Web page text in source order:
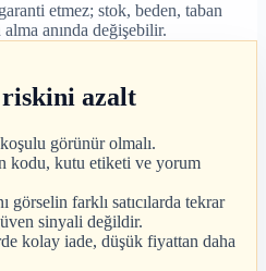
etmez; stok, beden, taban
alma anında değişebilir.
riskini azalt
koşulu görünür olmalı.
kodu, kutu etiketi ve yorum
görselin farklı satıcılarda tekrar
sinyali değildir.
kolay iade, düşük fiyattan daha